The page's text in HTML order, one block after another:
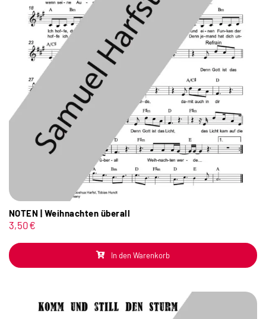
NOTEN | Weihnachten überall
3,50€
In den Warenkorb